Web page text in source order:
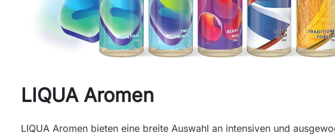
LIQUA Aromen
LIQUA Aromen bieten eine breite Auswahl an intensiven und